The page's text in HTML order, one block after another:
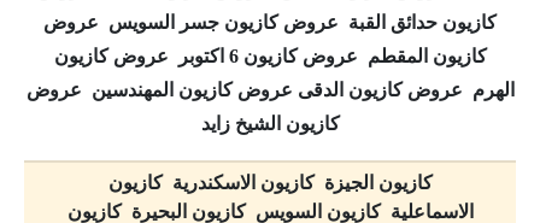
كازيون حدائق القبة عروض كازيون جسر السويس عروض
كازيون المقطم عروض كازيون 6 اكتوبر عروض كازيون
الهرم عروض كازيون الدقى عروض كازيون المهندسين عروض
كازيون الشيخ زايد
كازيون الجيزة كازيون الاسكندرية كازيون
الاسماعلية كازيون السويس كازيون البحيرة كازيون